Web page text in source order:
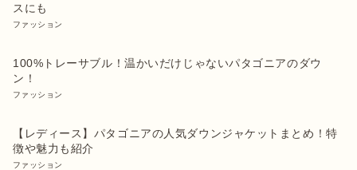
スにも
ファッション
100%トレーサブル！温かいだけじゃないパタゴニアのダウ
ン！
ファッション
【レディース】パタゴニアの人気ダウンジャケットまとめ！特
徴や魅力も紹介
ファッション